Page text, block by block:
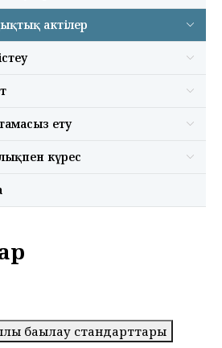
актілер
ету
күрес
бақылау стандарттары